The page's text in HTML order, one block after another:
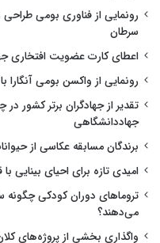
رونمایی از فناوری بومی
سرطان
اعطای کارت عضویت افتخاری
رونمایی از واکسن بومی آنگارا با
تقدیر از جهادگران برتر کشور
جهاددانشگاهی
برندگان مسابقه عکاسی از حیوانات خانگی
امیدی تازه برای احیای
تروماهای دوران کودکی چگونه
می‌دهند؟
واگذاری بخشی از پروژه‌های